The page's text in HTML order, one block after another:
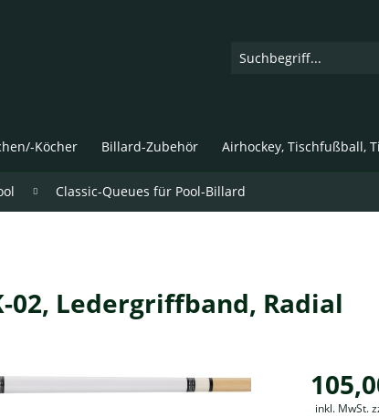
Köcher Billard-Zubehör Airhockey, Tischfußball,
Classic-Queues für Pool-Billard
02, Ledergriffband, Radial
inkl. MwSt.